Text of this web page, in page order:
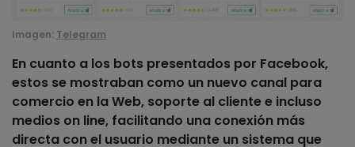
Imagen: Telegram
En cuanto a los bots presentados por Facebook,
estos se mostraban como un nuevo canal para
comercio en la Web, soporte al cliente e incluso
medios on line, facilitando una conexión más
directa con el usuario mediante un sistema que